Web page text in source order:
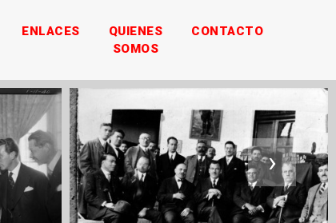
ENLACES
QUIENES
SOMOS
CONTACTO
›